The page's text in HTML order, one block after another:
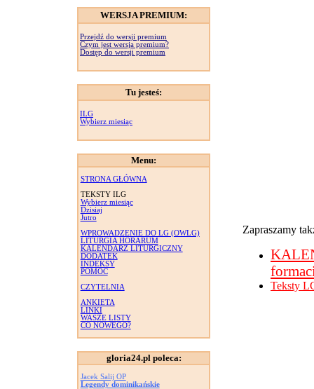
WERSJA PREMIUM:
Przejdź do wersji premium
Czym jest wersja premium?
Dostęp do wersji premium
Tu jesteś:
ILG
Wybierz miesiąc
Menu:
STRONA GŁÓWNA
TEKSTY ILG
Wybierz miesiąc
Dzisiaj
Jutro
WPROWADZENIE DO LG (OWLG)
LITURGIA HORARUM
KALENDARZ LITURGICZNY
DODATEK
INDEKSY
POMOC
CZYTELNIA
ANKIETA
LINKI
WASZE LISTY
CO NOWEGO?
gloria24.pl poleca:
Jacek Salij OP
Legendy dominikańskie
Zapraszamy
Teksty